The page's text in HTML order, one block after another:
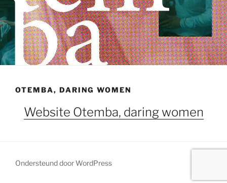
OTEMBA, DARING WOMEN
Website Otemba, daring women
Ondersteund door WordPress